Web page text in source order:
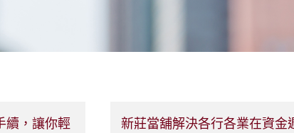
續，讓你輕
新莊當舖解決各行各業在資金